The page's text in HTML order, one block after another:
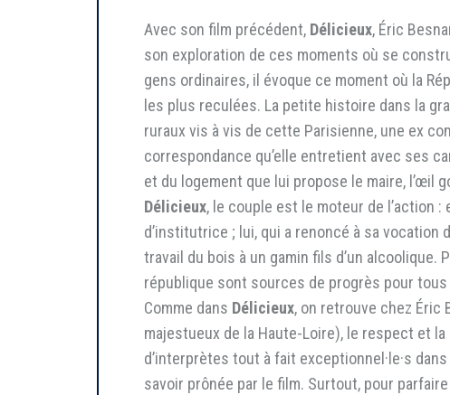
Avec son film précédent, Délicieux, Éric
son exploration de ces moments où se
gens ordinaires, il évoque ce moment où la
les plus reculées. La petite histoire dans la
ruraux vis à vis de cette Parisienne, une ex
correspondance qu’elle entretient avec ses
et du logement que lui propose le maire, l’œil
Délicieux, le couple est le moteur de l’action
d’institutrice ; lui, qui a renoncé à sa
travail du bois à un gamin fils d’un
république sont sources de progrès pour
Comme dans Délicieux, on retrouve chez Éric
majestueux de la Haute-Loire), le respect et
d’interprètes tout à fait exceptionnel·le·s
savoir prônée par le film. Surtout, pour